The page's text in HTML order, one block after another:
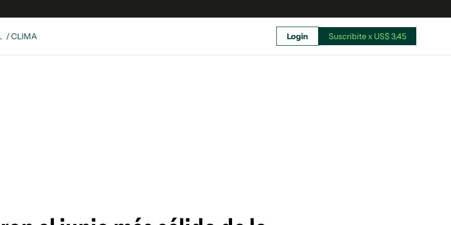
/ CLIMA Login Suscribite x US$ 3,45